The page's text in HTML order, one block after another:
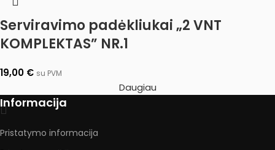
Serviravimo padėkliukai „2 VNT
KOMPLEKTAS” NR.1
19,00 € su PVM
Daugiau
Informacija
Pristatymo informacija